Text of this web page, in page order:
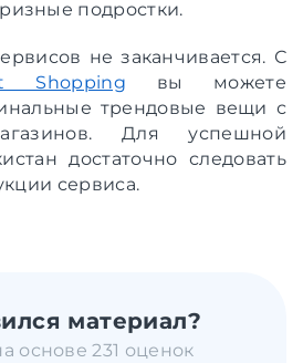
подростки.
не заканчивается. С
Shopping вы можете
трендовые вещи с
Для успешной
достаточно следовать
сервиса.
материал?
основе 231 оценок